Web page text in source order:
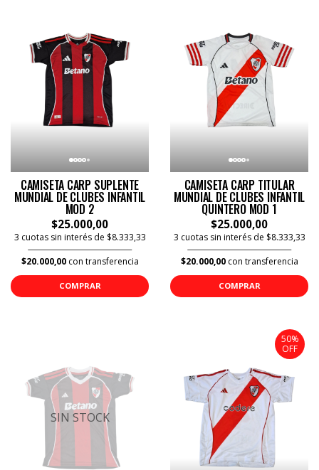
CAMISETA CARP SUPLENTE
MUNDIAL DE CLUBES INFANTIL
MOD 2
$25.000,00
3 cuotas sin interés de $8.333,33
$20.000,00con transferencia
COMPRAR
CAMISETA CARP TITULAR
MUNDIAL DE CLUBES INFANTIL
QUINTERO MOD 1
$25.000,00
3 cuotas sin interés de $8.333,33
$20.000,00con transferencia
COMPRAR
SIN STOCK
50%
OFF